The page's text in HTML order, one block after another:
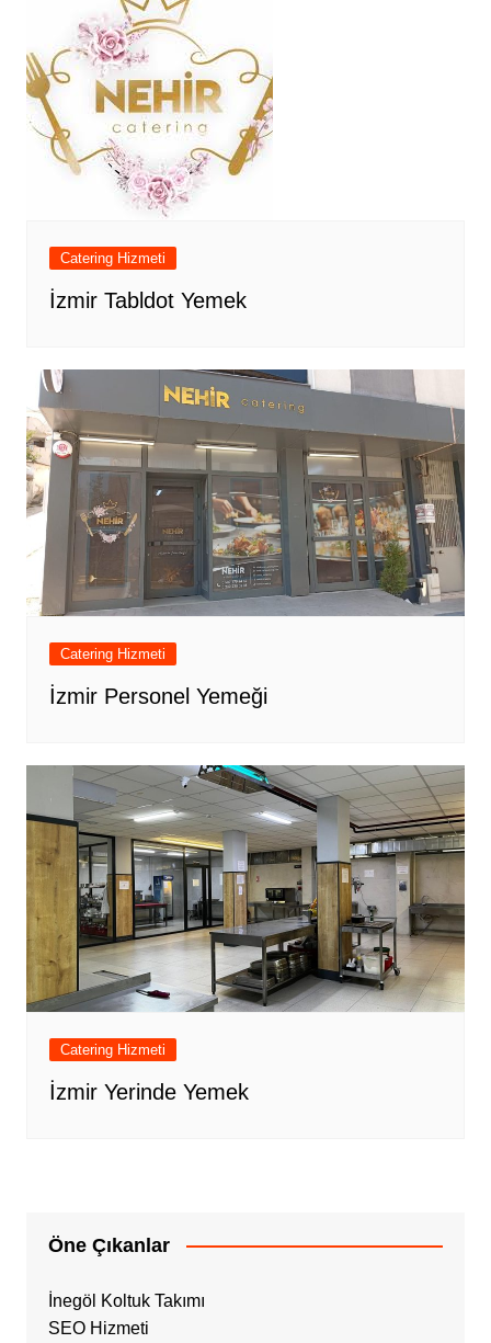
Catering Hizmeti
İzmir Tabldot Yemek
Catering Hizmeti
İzmir Personel Yemeği
Catering Hizmeti
İzmir Yerinde Yemek
Öne Çıkanlar
İnegöl Koltuk Takımı
SEO Hizmeti